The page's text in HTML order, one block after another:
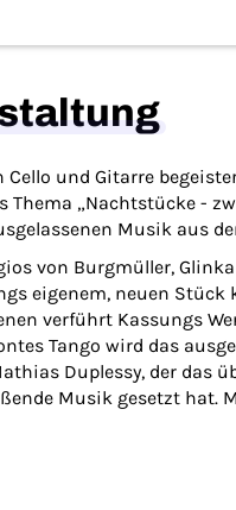
und Gitarre
Thema „Nachtstücke -
Musik aus
von Burgmüller,
eigenem, neuen
verführt Kassungs
Tango wird das
Duplessy, der das
Musik gesetzt hat.